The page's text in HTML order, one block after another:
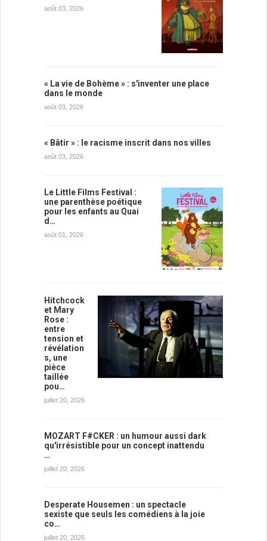
août 03, 2026
« La vie de Bohème » : s'inventer une place
dans le monde
août 03, 2026
« Bâtir » : le racisme inscrit dans nos villes
août 03, 2026
Le Little Films Festival :
une parenthèse poétique
pour les enfants au Quai
d…
août 01, 2026
Hitchcock
et Mary
Rose :
entre
tension et
révélation
s, une
pièce
taillée
pou…
juillet 20, 2026
MOZART F#CKER : un humour aussi dark
qu'irrésistible pour un concept inattendu
…
juillet 20, 2026
Desperate Housemen : un spectacle
sexiste que seuls les comédiens à la joie
co…
juillet 20, 2026